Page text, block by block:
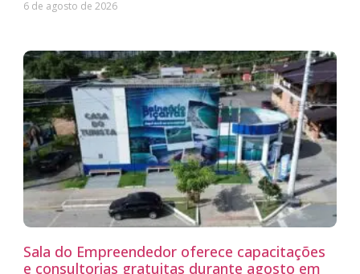
6 de agosto de 2026
Sala do Empreendedor oferece capacitações
e consultorias gratuitas durante agosto em